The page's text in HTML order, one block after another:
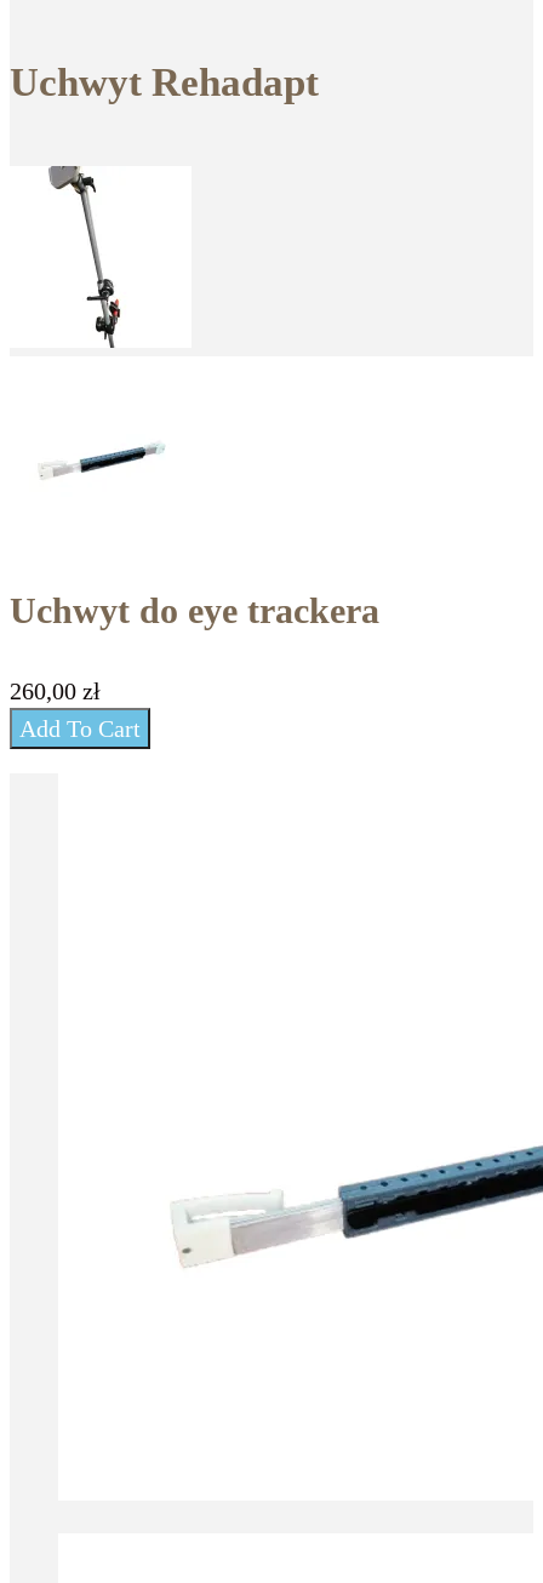
Uchwyt Rehadapt
Uchwyt do eye trackera
260,00 zł
Add To Cart